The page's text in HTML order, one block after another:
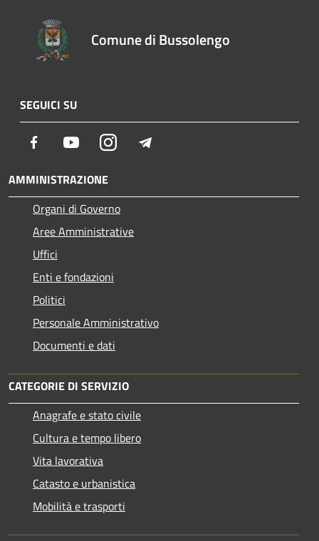
Comune di Bussolengo
SEGUICI SU
Facebook YoutubeInstagram
AMMINISTRAZIONE
Organi di Governo
Aree Amministrative
Uffici
Enti e fondazioni
Politici
Personale Amministrativo
Documenti e dati
CATEGORIE DI SERVIZIO
Anagrafe e stato civile
Cultura e tempo libero
Vita lavorativa
Catasto e urbanistica
Mobilità e trasporti